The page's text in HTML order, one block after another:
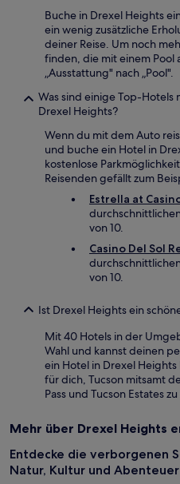
Buche in Drexel Heights
ein wenig zusätzliche
deiner Reise. Um noch
finden, die mit einem
„Ausstattung" nach „Pool".
Was sind einige Top-Hotels
Drexel Heights?
Wenn du mit dem Auto
und buche ein Hotel in
kostenlose
Reisenden gefällt zum
Estrella at
von 10.
Casino Del Sol
von 10.
Ist Drexel Heights ein
Mit 40 Hotels in der
Wahl und kannst deinen
ein Hotel in Drexel
für dich, Tucson mitsamt
Pass und Tucson Estates
Mehr über Drexel Heights
Entdecke die verborgenen
Natur, Kultur und